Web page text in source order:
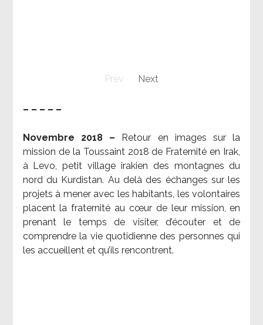
Prev Next
– – – – –
Novembre 2018 –
Retour en images sur la
mission de la Toussaint 2018 de Fraternité en Irak,
à Levo, petit village irakien des montagnes du
nord du Kurdistan. Au delà des échanges sur les
projets à mener avec les habitants, les volontaires
placent la fraternité au cœur de leur mission, en
prenant le temps de visiter, d’écouter et de
comprendre la vie quotidienne des personnes qui
les accueillent et qu’ils rencontrent.